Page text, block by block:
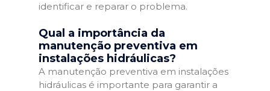
identificar e reparar o problema.
Qual a importância da
manutenção preventiva em
instalações hidráulicas?
A manutenção preventiva em instalações
hidráulicas é importante para garantir a